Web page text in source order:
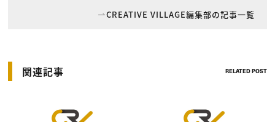
CREATIVE VILLAGE編集部の記事一覧
関連記事 RELATED POST